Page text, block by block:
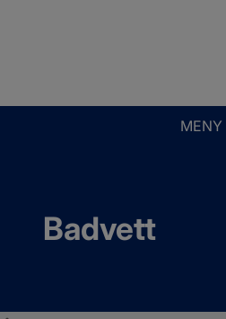
MENY
Badvett